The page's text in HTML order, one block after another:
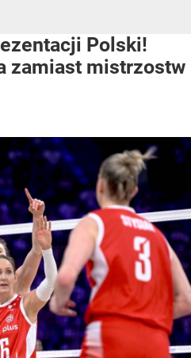
Polski!
zamiast mistrzostw